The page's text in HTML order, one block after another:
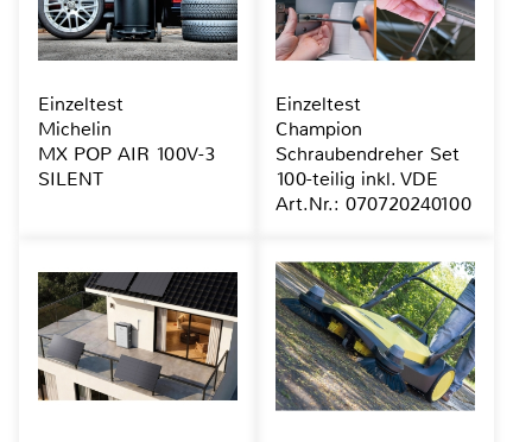
Einzeltest
Michelin
MX POP AIR 100V-3
SILENT
Einzeltest
Champion
Schraubendreher Set
100-teilig inkl. VDE
Art.Nr.: 070720240100